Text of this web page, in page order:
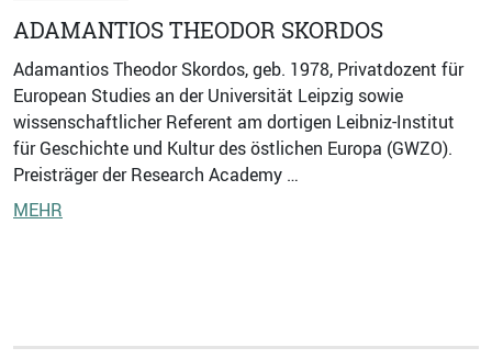
ADAMANTIOS THEODOR SKORDOS
Adamantios Theodor Skordos, geb. 1978, Privatdozent für
European Studies an der Universität Leipzig sowie
wissenschaftlicher Referent am dortigen Leibniz-Institut
für Geschichte und Kultur des östlichen Europa (GWZO).
Preisträger der Research Academy …
MEHR